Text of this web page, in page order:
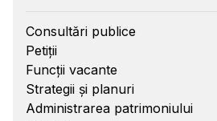
Consultări publice
Petiții
Funcții vacante
Strategii și planuri
Administrarea patrimoniului